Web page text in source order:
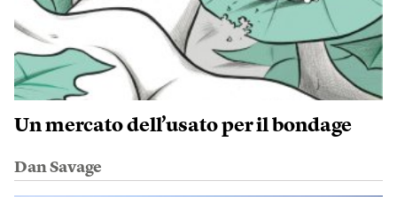
Un mercato dell’usato per il bondage
Dan Savage